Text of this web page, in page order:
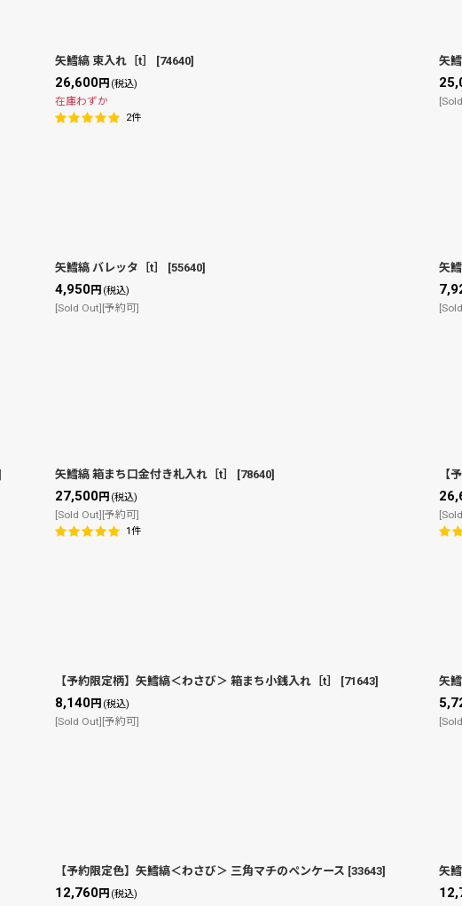
矢鱈縞 束入れ［t］ [74640]
26,600円 (税込)
在庫わずか
2件
矢
矢鱈縞 バレッタ［t］ [55640]
4,950円 (税込)
[Sold Out][予約可]
矢
矢鱈縞 箱まち口金付き札入れ［t］ [78640]
27,500円 (税込)
[Sold Out][予約可]
1件
【
【予約限定柄】矢鱈縞＜わさび＞ 箱まち小銭入れ［t］ [71643]
8,140円 (税込)
[Sold Out][予約可]
矢
【予約限定色】矢鱈縞＜わさび＞ 三角マチのペンケース [33643]
12,760円 (税込)
矢